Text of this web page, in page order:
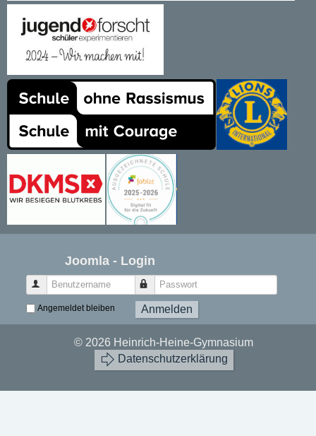
Joomla - Login
Benutzername Passwort
Angemeldet bleiben Anmelden
© 2026 Heinrich-Heine-Gymnasium
Datenschutzerklärung